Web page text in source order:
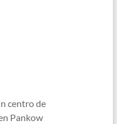
centro de
Pankow